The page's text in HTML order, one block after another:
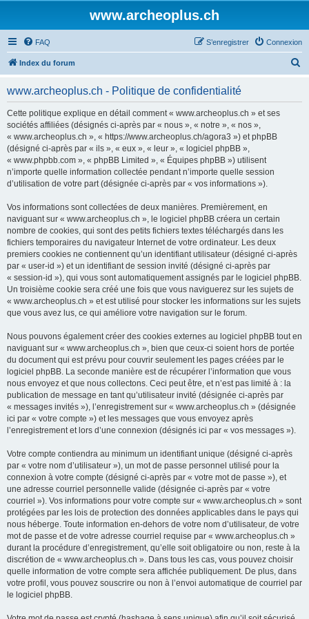
www.archeoplus.ch
FAQ Connexion
S’enregistrer
Index du forum
www.archeoplus.ch - Politique de confidentialité
Cette politique explique en détail comment « www.archeoplus.ch » et ses
sociétés affiliées (désignés ci-après par « nous », « notre », « nos »,
« www.archeoplus.ch », « https://www.archeoplus.ch/agora3 ») et phpBB
(désigné ci-après par « ils », « eux », « leur », « logiciel phpBB »,
« www.phpbb.com », « phpBB Limited », « Équipes phpBB ») utilisent
n’importe quelle information collectée pendant n’importe quelle session
d’utilisation de votre part (désignée ci-après par « vos informations »).
Vos informations sont collectées de deux manières. Premièrement, en
naviguant sur « www.archeoplus.ch », le logiciel phpBB créera un certain
nombre de cookies, qui sont des petits fichiers textes téléchargés dans les
fichiers temporaires du navigateur Internet de votre ordinateur. Les deux
premiers cookies ne contiennent qu’un identifiant utilisateur (désigné ci-après
par « user-id ») et un identifiant de session invité (désigné ci-après par
« session-id »), qui vous sont automatiquement assignés par le logiciel phpBB.
Un troisième cookie sera créé une fois que vous naviguerez sur les sujets de
« www.archeoplus.ch » et est utilisé pour stocker les informations sur les sujets
que vous avez lus, ce qui améliore votre navigation sur le forum.
Nous pouvons également créer des cookies externes au logiciel phpBB tout en
naviguant sur « www.archeoplus.ch », bien que ceux-ci soient hors de portée
du document qui est prévu pour couvrir seulement les pages créées par le
logiciel phpBB. La seconde manière est de récupérer l’information que vous
nous envoyez et que nous collectons. Ceci peut être, et n’est pas limité à : la
publication de message en tant qu’utilisateur invité (désignée ci-après par
« messages invités »), l’enregistrement sur « www.archeoplus.ch » (désignée
ici par « votre compte ») et les messages que vous envoyez après
l’enregistrement et lors d’une connexion (désignés ici par « vos messages »).
Votre compte contiendra au minimum un identifiant unique (désigné ci-après
par « votre nom d’utilisateur »), un mot de passe personnel utilisé pour la
connexion à votre compte (désigné ci-après par « votre mot de passe »), et
une adresse courriel personnelle valide (désignée ci-après par « votre
courriel »). Vos informations pour votre compte sur « www.archeoplus.ch » sont
protégées par les lois de protection des données applicables dans le pays qui
nous héberge. Toute information en-dehors de votre nom d’utilisateur, de votre
mot de passe et de votre adresse courriel requise par « www.archeoplus.ch »
durant la procédure d’enregistrement, qu’elle soit obligatoire ou non, reste à la
discrétion de « www.archeoplus.ch ». Dans tous les cas, vous pouvez choisir
quelle information de votre compte sera affichée publiquement. De plus, dans
votre profil, vous pouvez souscrire ou non à l’envoi automatique de courriel par
le logiciel phpBB.